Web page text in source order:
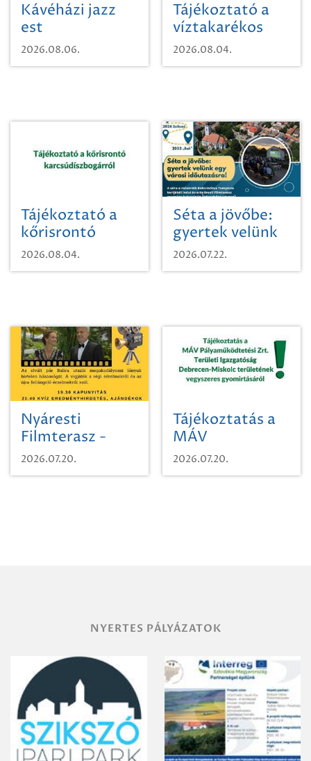
Kávéházi jazz
est
2026.08.06.
Tájékoztató a
víztakarékos
vízhasználatról
2026.08.04.
Tájékoztató a
kőrisrontó
karcsúdíszbogárról
2026.08.04.
Séta a jövőbe:
gyertek velünk
egy városi
időutazásra!
2026.07.22.
Nyáresti
Filmterasz -
Beugró a
Paradicsomba
2026.07.20.
Tájékoztatás a
MÁV
Pályaműködtetési
Zrt. Területi
2026.07.20.
NYERTES PÁLYÁZATOK